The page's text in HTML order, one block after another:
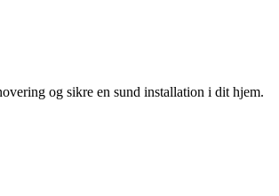
og sikre en sund installation i dit hjem.